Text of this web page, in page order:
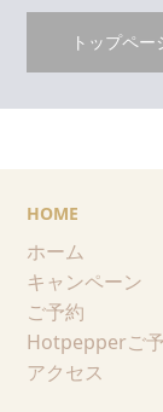
トップペー
HOME
ホーム
キャンペーン
ご予約
Hotpepperご
アクセス